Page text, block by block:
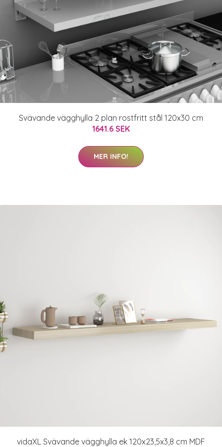
Svävande vägghylla 2 plan rostfritt stål 120x30 cm
1641.6 SEK
MER INFO!
vidaXL Svävande vägghylla ek 120x23,5x3,8 cm MDF